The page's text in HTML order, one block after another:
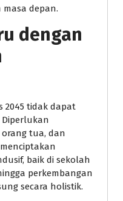
depan.
dengan
2045 tidak dapat
tua, dan
baik di sekolah
perkembangan
secara holistik.